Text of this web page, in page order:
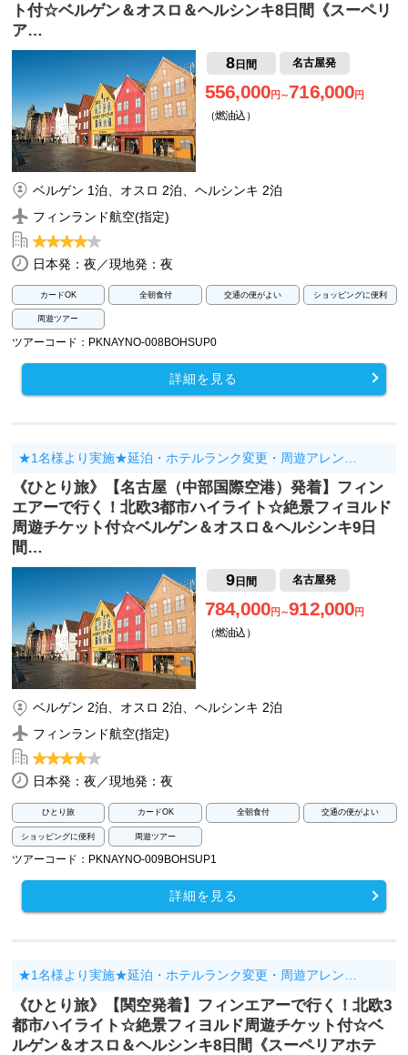
ト付☆ベルゲン＆オスロ＆ヘルシンキ8日間《スーペリ
ア…
8日間 名古屋発
556,000円～716,000円
（燃油込）
ベルゲン 1泊、オスロ 2泊、ヘルシンキ 2泊
フィンランド航空(指定)
日本発：夜／現地発：夜
カードOK 全朝食付 交通の便がよい ショッピングに便利
周遊ツアー
ツアーコード：PKNAYNO-008BOHSUP0
詳細を見る
★1名様より実施★延泊・ホテルランク変更・周遊アレン…
《ひとり旅》【名古屋（中部国際空港）発着】フィン
エアーで行く！北欧3都市ハイライト☆絶景フィヨルド
周遊チケット付☆ベルゲン＆オスロ＆ヘルシンキ9日
間…
9日間 名古屋発
784,000円～912,000円
（燃油込）
ベルゲン 2泊、オスロ 2泊、ヘルシンキ 2泊
フィンランド航空(指定)
日本発：夜／現地発：夜
ひとり旅 カードOK 全朝食付 交通の便がよい
ショッピングに便利 周遊ツアー
ツアーコード：PKNAYNO-009BOHSUP1
詳細を見る
★1名様より実施★延泊・ホテルランク変更・周遊アレン…
《ひとり旅》【関空発着】フィンエアーで行く！北欧3
都市ハイライト☆絶景フィヨルド周遊チケット付☆ベ
ルゲン＆オスロ＆ヘルシンキ8日間《スーペリアホテ